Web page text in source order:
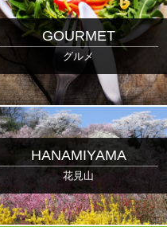
GOURMET
グルメ
HANAMIYAMA
花見山